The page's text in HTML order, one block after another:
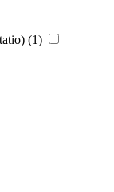
(1)